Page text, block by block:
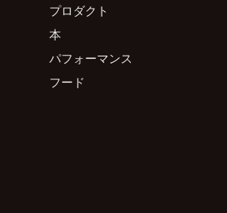
プロダクト
本
パフォーマンス
フード